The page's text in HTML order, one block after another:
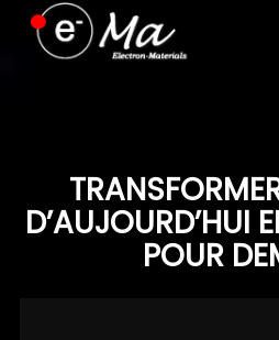
Skip
D’AUJOURD’HUI
POUR